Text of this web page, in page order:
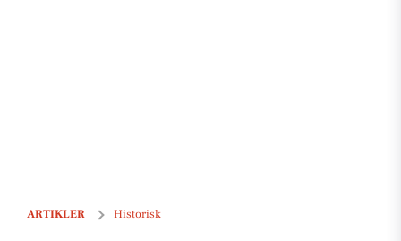
ARTIKLER Historisk
Derfor fejrer vi valentinsdag